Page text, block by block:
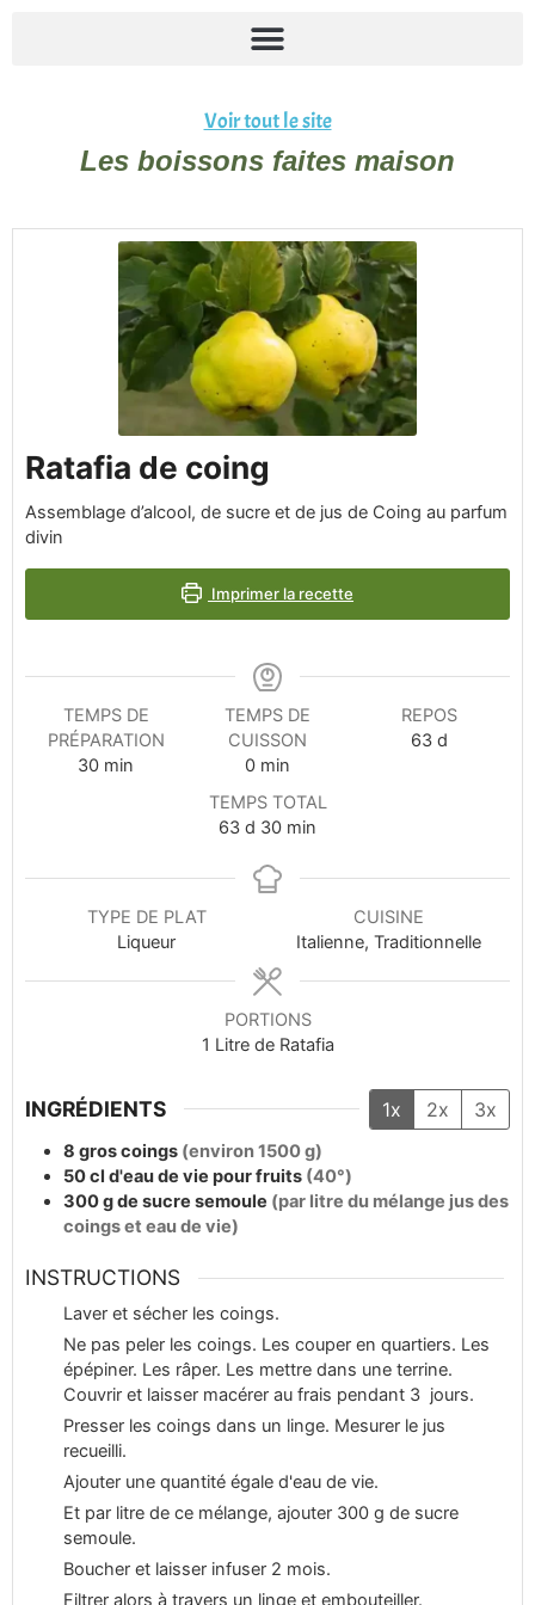
Voir tout le site
Les boissons faites maison
Ratafia de coing
Assemblage d’alcool, de sucre et de jus de Coing au parfum
divin
Imprimer la recette
TEMPS DE
PRÉPARATION
30 min
TEMPS DE
CUISSON
0 min
REPOS
63 d
TEMPS TOTAL
63 d 30 min
TYPE DE PLAT
Liqueur
CUISINE
Italienne, Traditionnelle
PORTIONS
1 Litre de Ratafia
INGRÉDIENTS 1x 2x 3x
8 groscoings (environ 1500 g)
50cl d'eau de vie pour fruits (40°)
300gde sucre semoule (par litre du mélange jus des
coings et eau de vie)
INSTRUCTIONS
Laver et sécher les coings.
Ne pas peler les coings. Les couper en quartiers. Les
épépiner. Les râper. Les mettre dans une terrine.
Couvrir et laisser macérer au frais pendant 3 jours.
Presser les coings dans un linge. Mesurer le jus
recueilli.
Ajouter une quantité égale d'eau de vie.
Et par litre de ce mélange, ajouter 300 g de sucre
semoule.
Boucher et laisser infuser 2 mois.
Filtrer alors à travers un linge et embouteiller.